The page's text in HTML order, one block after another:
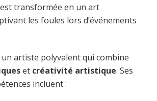
transformée en un art
les foules lors d’événements
artiste polyvalent qui combine
et créativité artistique. Ses
incluent :